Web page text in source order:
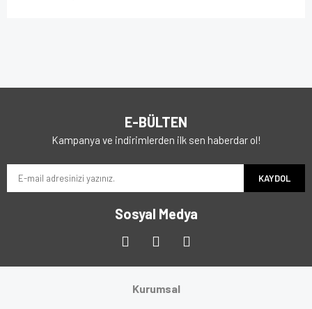
E-BÜLTEN
Kampanya ve indirimlerden ilk sen haberdar ol!
KAYDOL
Sosyal Medya
Kurumsal